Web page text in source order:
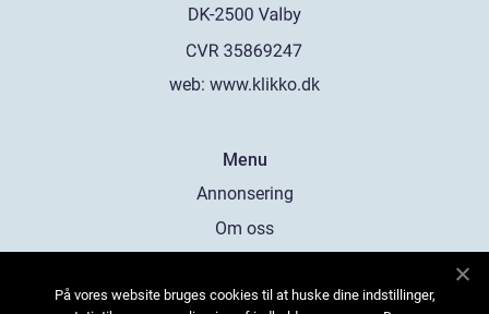
web: www.klikko.dk
Menu
Annonsering
Om oss
Kontakta oss
På vores website bruges cookies til at huske dine indstillinger,